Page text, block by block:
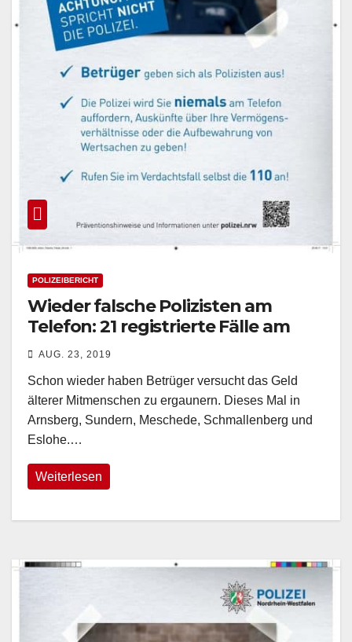
POLIZEIBERICHT
Wieder falsche Polizisten am
Telefon: 21 registrierte Fälle am
Donnerstag
AUG. 23, 2019
Schon wieder haben Betrüger versucht das Geld
älterer Mitmenschen zu ergaunern. Dieses Mal in
Arnsberg, Sundern, Meschede, Schmallenberg und
Eslohe.…
Weiterlesen